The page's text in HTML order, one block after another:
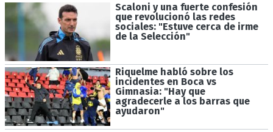
Scaloni y una fuerte confesión
que revolucionó las redes
sociales: "Estuve cerca de irme
de la Selección"
Riquelme habló sobre los
incidentes en Boca vs
Gimnasia: "Hay que
agradecerle a los barras que
ayudaron"